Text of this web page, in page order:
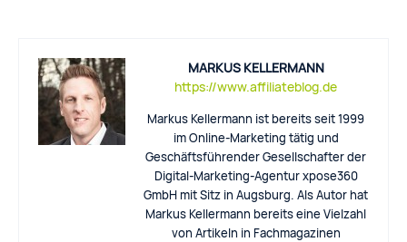
MARKUS KELLERMANN
https://www.affiliateblog.de
Markus Kellermann ist bereits seit 1999
im Online-Marketing tätig und
Geschäftsführender Gesellschafter der
Digital-Marketing-Agentur xpose360
GmbH mit Sitz in Augsburg. Als Autor hat
Markus Kellermann bereits eine Vielzahl
von Artikeln in Fachmagazinen